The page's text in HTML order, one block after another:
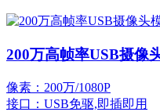
200万高帧率USB摄像
像素：200万/1080P
接口：USB免驱,即插即用